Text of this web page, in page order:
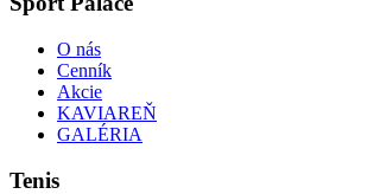
O nás
Cenník
Akcie
KAVIAREŇ
GALÉRIA
Tenis